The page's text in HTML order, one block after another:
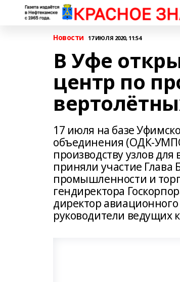
Новости 17 ИЮЛЯ 2020, 11:54
В Уфе
центр по
17 июля на базе
объединения (ОДК-
производству узлов
приняли участие Глава
промышленности и
гендиректора
директор
руководители ведущих